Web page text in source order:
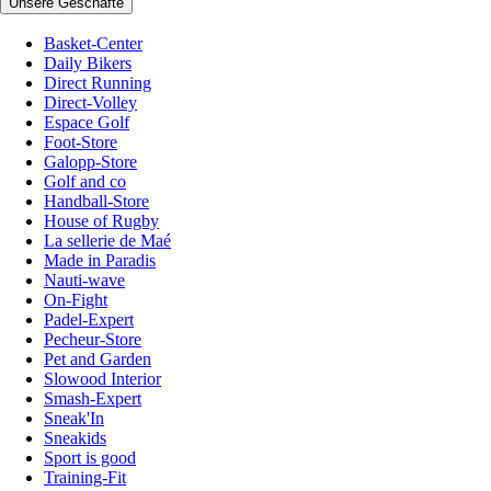
Basket-Center
Daily Bikers
Direct Running
Direct-Volley
Espace Golf
Foot-Store
Galopp-Store
Golf and co
Handball-Store
House of Rugby
La sellerie de Maé
Made in Paradis
Nauti-wave
On-Fight
Padel-Expert
Pecheur-Store
Pet and Garden
Slowood Interior
Smash-Expert
Sneak'In
Sneakids
Sport is good
Training-Fit